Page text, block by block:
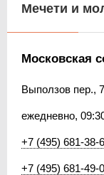
Мечети и
Московская
Выползов пер., 7
ежедневно,
+7 (495) 681-38-
+7 (495) 681-49-